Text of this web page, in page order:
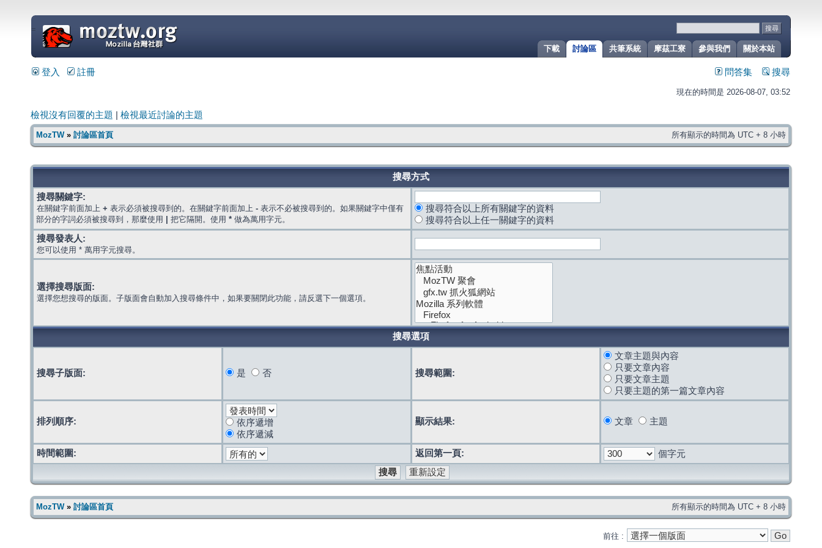
關於本站
參與我們
摩茲工寮
共筆系統
討論區
下載
=
登入 註冊 問答集 搜尋
現在的時間是 2026-08-07, 03:52
檢視沒有回覆的主題 檢視最近討論的主題
MozTW» 討論區首頁 所有顯示的時間為 UTC + 8 小時
搜尋方式
搜尋關鍵字:
在關鍵字前面加上 + 表示必須被搜尋到的。在關鍵字前面加上 - 表示不必被搜尋到的。如果關鍵字中僅有
部分的字詞必須被搜尋到，那麼使用
把它隔開。使用 * 做為萬用字元。
搜尋符合以上所有關鍵字的資料
搜尋符合以上任一關鍵字的資料
搜尋發表人:
您可以使用 * 萬用字元搜尋。
選擇搜尋版面:
選擇您想搜尋的版面。子版面會自動加入搜尋條件中，如果要關閉此功能，請反選下一個選項。
搜尋選項
搜尋子版面: 是 否 搜尋範圍:
文章主題與內容
只要文章內容
只要文章主題
只要主題的第一篇文章內容
排列順序:
依序遞增
依序遞減
顯示結果: 文章 主題
時間範圍: 返回第一頁: 個字元
MozTW» 討論區首頁 所有顯示的時間為 UTC + 8 小時
前往 :